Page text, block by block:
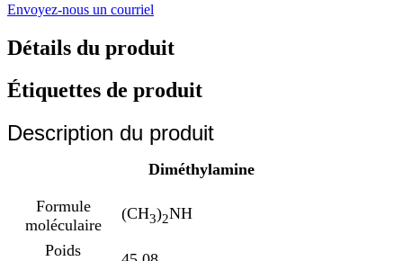
Envoyez-nous un courriel
Détails du produit
Étiquettes de produit
Description du produit
Diméthylamine
Formule
moléculaire
(CH3)2NH
Poids